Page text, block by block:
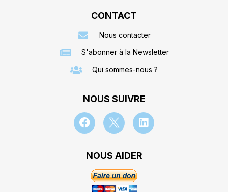
CONTACT
Nous contacter
S'abonner à la Newsletter
Qui sommes-nous ?
NOUS SUIVRE
NOUS AIDER